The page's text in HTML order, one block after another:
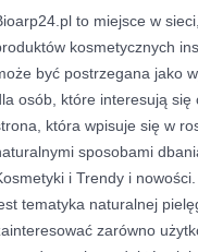
to miejsce w
kosmetycznych
być postrzegana jako
osób, które interesują się
która wpisuje się w
sposobami
i Trendy i
tematyka naturalnej
zarówno